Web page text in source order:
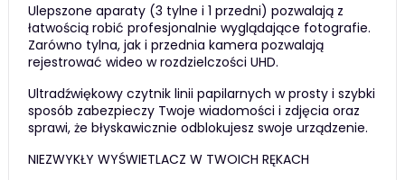
Ulepszone aparaty (3 tylne i 1 przedni) pozwalają z
łatwością robić profesjonalnie wyglądające fotografie.
Zarówno tylna, jak i przednia kamera pozwalają
rejestrować wideo w rozdzielczości UHD.
Ultradźwiękowy czytnik linii papilarnych w prosty i szybki
sposób zabezpieczy Twoje wiadomości i zdjęcia oraz
sprawi, że błyskawicznie odblokujesz swoje urządzenie.
NIEZWYKŁY WYŚWIETLACZ W TWOICH RĘKACH